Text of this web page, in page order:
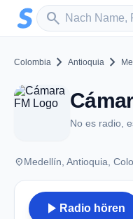
Zum Hauptinhalt springen
search
Sender suchen
Colombia chevron_right Antioquia chevron_right
No es radio,
placeMedellín, Antioquia,
play_arrow Radio hören